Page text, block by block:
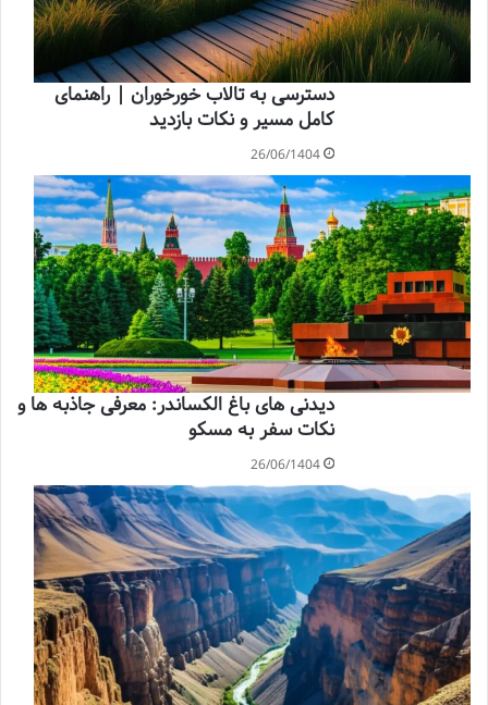
دسترسی به تالاب خورخوران | راهنمای
کامل مسیر و نکات بازدید
26/06/1404
دیدنی های باغ الکساندر: معرفی جاذبه ها و
نکات سفر به مسکو
26/06/1404